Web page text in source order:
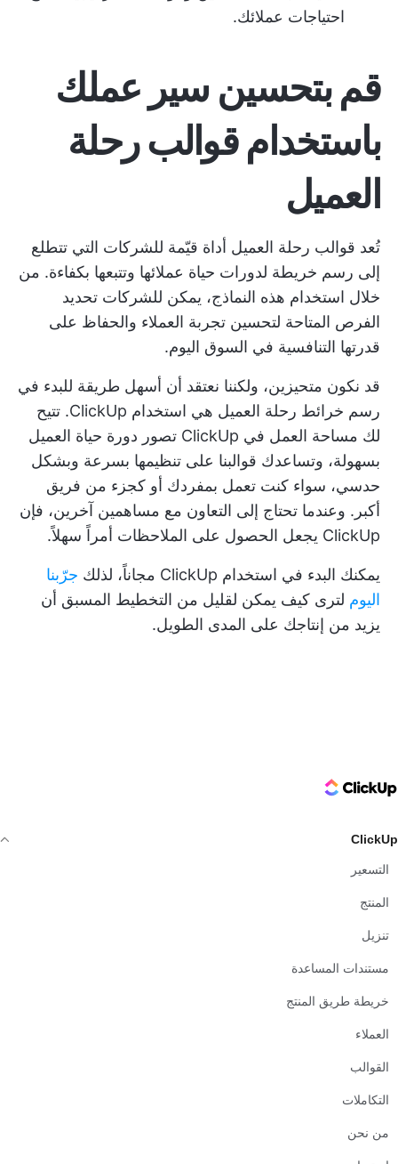
احتياجات عملائك.
قم بتحسين سير عملك
باستخدام قوالب رحلة
العميل
تُعد قوالب رحلة العميل أداة قيّمة للشركات التي تتطلع
إلى رسم خريطة لدورات حياة عملائها وتتبعها بكفاءة. من
خلال استخدام هذه النماذج، يمكن للشركات تحديد
الفرص المتاحة لتحسين تجربة العملاء والحفاظ على
قدرتها التنافسية في السوق اليوم.
قد نكون متحيزين، ولكننا نعتقد أن أسهل طريقة للبدء في
رسم خرائط رحلة العميل هي استخدام ClickUp. تتيح
لك مساحة العمل في ClickUp تصور دورة حياة العميل
بسهولة، وتساعدك قوالبنا على تنظيمها بسرعة وبشكل
حدسي، سواء كنت تعمل بمفردك أو كجزء من فريق
أكبر. وعندما تحتاج إلى التعاون مع مساهمين آخرين، فإن
ClickUp يجعل الحصول على الملاحظات أمراً سهلاً.
يمكنك البدء في استخدام ClickUp مجاناً، لذلك
جرّبنا
اليوم لترى كيف يمكن لقليل من التخطيط المسبق أن
يزيد من إنتاجك على المدى الطويل.
ClickUp Logo
ClickUp
التسعير
المنتج
تنزيل
مستندات المساعدة
خريطة طريق المنتج
العملاء
القوالب
التكاملات
من نحن